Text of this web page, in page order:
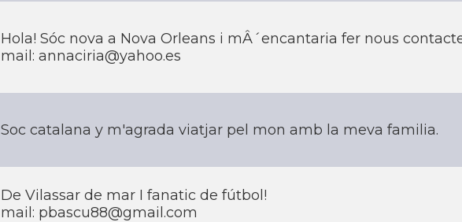
Hola! Sóc nova a Nova Orleans i mÂ´encantaria fer nous
mail: annaciria@yahoo.es
Soc catalana y m'agrada viatjar pel mon amb la meva familia.
De Vilassar de mar I fanatic de fútbol!
mail: pbascu88@gmail.com